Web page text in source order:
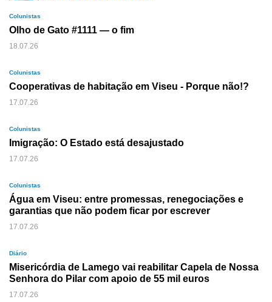
Colunistas
Olho de Gato #1111 — o fim
18.07.26
Colunistas
Cooperativas de habitação em Viseu - Porque não!?
17.07.26
Colunistas
Imigração: O Estado está desajustado
17.07.26
Colunistas
Água em Viseu: entre promessas, renegociações e
garantias que não podem ficar por escrever
17.07.26
Diário
Misericórdia de Lamego vai reabilitar Capela de Nossa
Senhora do Pilar com apoio de 55 mil euros
17.07.26